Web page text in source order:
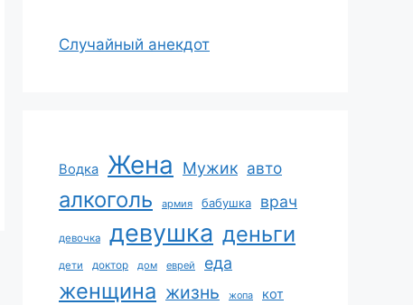
Случайный анекдот
Водка Жена Мужик авто
алкоголь армия бабушка врач
девочка девушка деньги
дети доктор дом еврей еда
женщина жизнь жопа кот